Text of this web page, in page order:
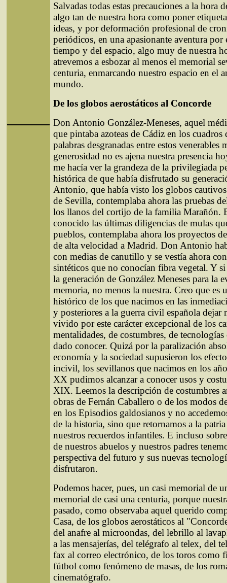
Salvadas todas estas precauciones a la hora
algo tan de nuestra hora como poner
ideas, y por deformación profesional de
periódicos, en una apasionante aventura por
tiempo y del espacio, algo muy de nuestra
atrevemos a esbozar al menos el memorial
centuria, enmarcando nuestro espacio en el
mundo.
De los globos aerostáticos al Concorde
Don Antonio González-Meneses, aquel
que pintaba azoteas de Cádiz en los cuadros
palabras desgranadas entre estos venerables
generosidad no es ajena nuestra presencia
me hacía ver la grandeza de la privilegiada
histórica de que había disfrutado su
Antonio, que había visto los globos
de Sevilla, contemplaba ahora las pruebas
los llanos del cortijo de la familia Marañón.
conocido las últimas diligencias de mulas
pueblos, contemplaba ahora los proyectos
de alta velocidad a Madrid. Don Antonio
con medias de canutillo y se vestía ahora
sintéticos que no conocían fibra vegetal. Y
la generación de González Meneses para la
memoria, no menos la nuestra. Creo que es
histórico de los que nacimos en las
y posteriores a la guerra civil española dejar
vivido por este carácter excepcional de los
mentalidades, de costumbres, de
dado conocer. Quizá por la paralización
economía y la sociedad supusieron los
incivil, los sevillanos que nacimos en los
XX pudimos alcanzar a conocer usos y
XIX. Leemos la descripción de costumbres
obras de Fernán Caballero o de los modos
en los Episodios galdosianos y no
de la historia, sino que retornamos a la
nuestros recuerdos infantiles. E incluso
de nuestros abuelos y nuestros padres
perspectiva del futuro y sus nuevas
disfrutaron.
Podemos hacer, pues, un casi memorial de
memorial de casi una centuria, porque
pasado, como observaba aquel querido
Casa, de los globos aerostáticos al
del anafre al microondas, del lebrillo al
a las mensajerías, del telégrafo al telex, del
fax al correo electrónico, de los toros como
fútbol como fenómeno de masas, de los
cinematógrafo.